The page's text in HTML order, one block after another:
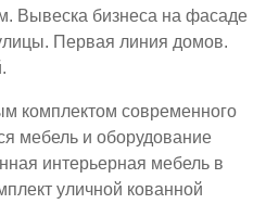
Вывеска бизнеса на фасаде
Первая линия домов.
комплектом современного
мебель и оборудование
интерьерная мебель в
уличной кованной